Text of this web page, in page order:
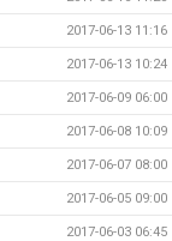
2017-06-13 11:16
2017-06-13 10:24
2017-06-09 06:00
2017-06-08 10:09
2017-06-07 08:00
2017-06-05 09:00
2017-06-03 06:45